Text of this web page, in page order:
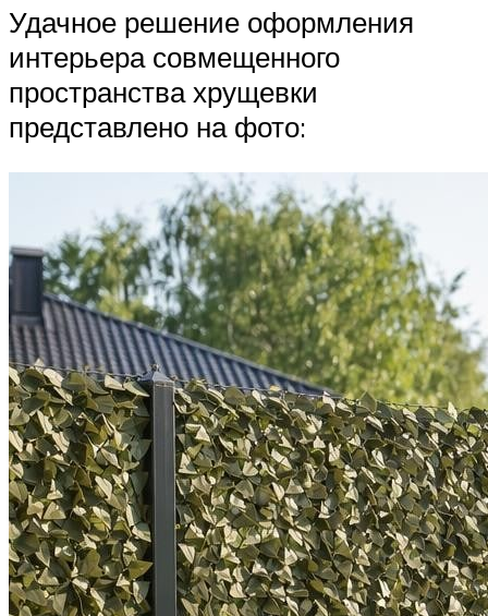
Удачное решение оформления
интерьера совмещенного
пространства хрущевки
представлено на фото: